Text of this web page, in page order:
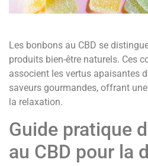
Les bonbons au CBD se
produits bien-être naturels. Ces
associent les vertus apaisantes
saveurs gourmandes, offrant
la relaxation.
Guide pratique
au CBD pour la